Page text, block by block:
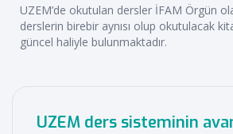
UZEM’de okutulan dersler İFAM Örgün
derslerin birebir aynısı olup okutulacak
güncel haliyle bulunmaktadır.
UZEM ders sisteminin